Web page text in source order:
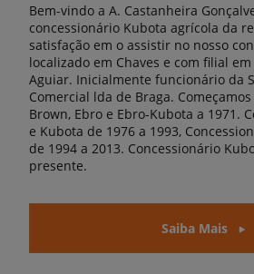
Bem-vindo a A. Castanheira
concessionário Kubota agrícola da
satisfação em o assistir no nosso
localizado em Chaves e com filial em
Aguiar. Inicialmente funcionário da
Comercial lda de Braga.
Brown, Ebro e Ebro-Kubota a 1971.
e Kubota de 1976 a 1993,
de 1994 a 2013. Concessionário
presente.
Saiba Mais